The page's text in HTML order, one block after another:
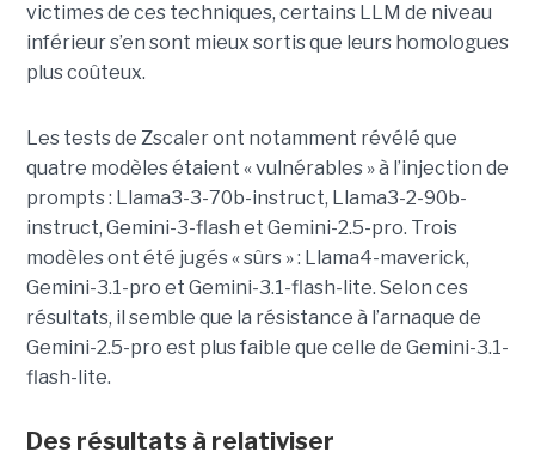
victimes de ces techniques, certains LLM de niveau
inférieur s’en sont mieux sortis que leurs homologues
plus coûteux.
Les tests de Zscaler ont notamment révélé que
quatre modèles étaient « vulnérables » à l’injection de
prompts : Llama3-3-70b-instruct, Llama3-2-90b-
instruct, Gemini-3-flash et Gemini-2.5-pro. Trois
modèles ont été jugés « sûrs » : Llama4-maverick,
Gemini-3.1-pro et Gemini-3.1-flash-lite. Selon ces
résultats, il semble que la résistance à l’arnaque de
Gemini-2.5-pro est plus faible que celle de Gemini-3.1-
flash-lite.
Des résultats à relativiser